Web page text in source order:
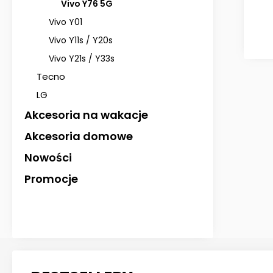
Vivo Y76 5G
Vivo Y01
Vivo Y11s / Y20s
Vivo Y21s / Y33s
Tecno
LG
Akcesoria na wakacje
Akcesoria domowe
Nowości
Promocje